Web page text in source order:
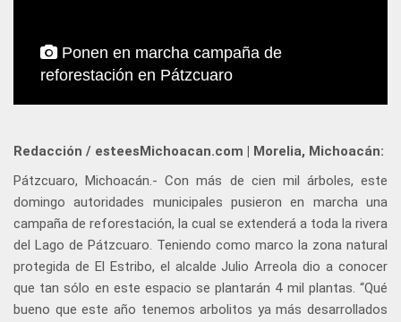
Ponen en marcha campaña de
reforestación en Pátzcuaro
Redacción / esteesMichoacan.com | Morelia, Michoacán:
Pátzcuaro, Michoacán.- Con más de cien mil árboles, este
domingo autoridades municipales pusieron en marcha una
campaña de reforestación, la cual se extenderá a toda la rivera
del Lago de Pátzcuaro. Teniendo como marco la zona natural
protegida de El Estribo, el alcalde Julio Arreola dio a conocer
que tan sólo en este espacio se plantarán 4 mil plantas. “Qué
bueno que este año tenemos arbolitos ya más desarrollados